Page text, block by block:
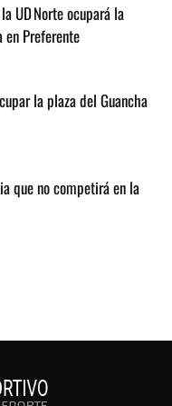
UD Norte ocupará la
en Preferente
la plaza del Guancha
que no competirá en la